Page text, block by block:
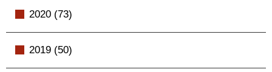
2020 (73)
2019 (50)